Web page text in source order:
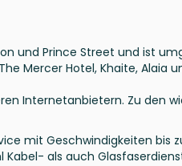
und Prince Street und ist
Mercer Hotel, Khaite, Alaia
Internetanbietern. Zu den
mit Geschwindigkeiten bis
Kabel- als auch